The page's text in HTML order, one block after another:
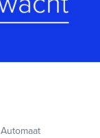
Automaat